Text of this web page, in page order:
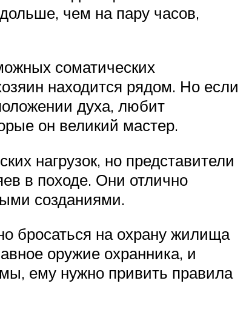
чем на пару часов,
соматических
находится рядом. Но если
духа, любит
он великий мастер.
нагрузок, но представители
в походе. Они отлично
созданиями.
бросаться на охрану жилища
оружие охранника, и
ему нужно привить правила